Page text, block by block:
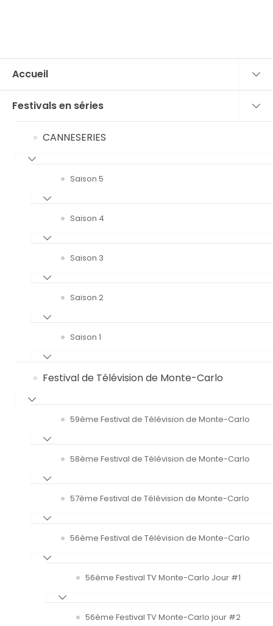
Accueil
Festivals en séries
CANNESERIES
Saison 5
Saison 4
Saison 3
Saison 2
Saison 1
Festival de Télévision de Monte-Carlo
59ème Festival de Télévision de Monte-Carlo
58ème Festival de Télévision de Monte-Carlo
57ème Festival de Télévision de Monte-Carlo
56ème Festival de Télévision de Monte-Carlo
56ème Festival TV Monte-Carlo Jour #1
56ème Festival TV Monte-Carlo jour #2